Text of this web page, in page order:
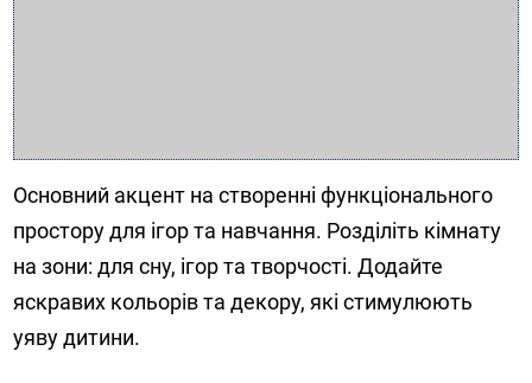
Основний акцент на створенні функціонального
простору для ігор та навчання. Розділіть кімнату
на зони: для сну, ігор та творчості. Додайте
яскравих кольорів та декору, які стимулюють
уяву дитини.